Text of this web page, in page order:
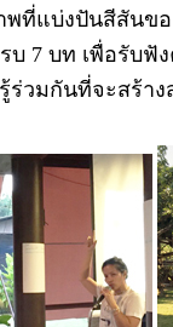
ที่แบ่งปันสีสันข
7 บท เพื่อรับฟั
รู้ร่วมกันที่จะสร้